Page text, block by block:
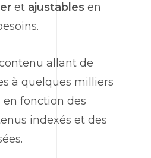
et ajustables en
allant de
à quelques milliers
en fonction des
indexés et des